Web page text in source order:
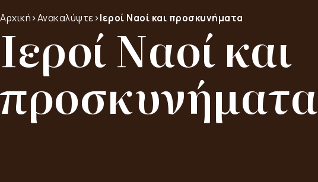
Αρχική>Ανακαλύψτε>Ιεροί Ναοί και προσκυνήματα
Ιεροί Ναοί και
προσκυνήματα